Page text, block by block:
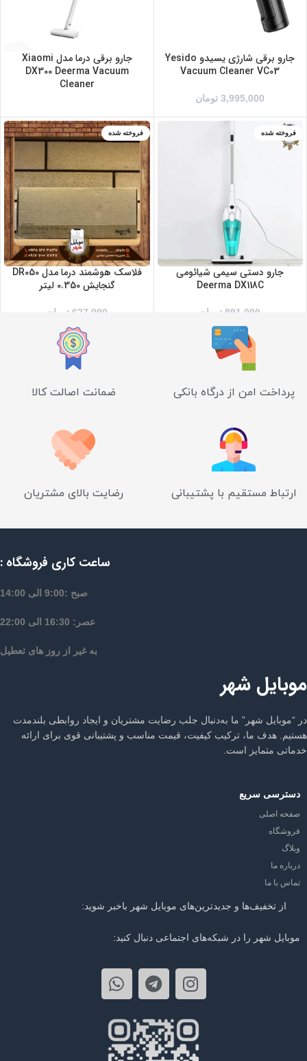
جارو برقی شارژی یسیدو Yesido
Vacuum Cleaner VC03
3,995,000 تومان
جارو برقی درما مدل Xiaomi
DX300 Deerma Vacuum
Cleaner
فروخته شده
جارو دستی سیمی شیائومی
Deerma DX118C
891,000 تومان
فروخته شده
فلاسک هوشمند درما مدل DR050
گنجایش 0.350 لیتر
627,000 تومان
پرداخت امن از درگاه بانکی ضمانت اصالت کالا
ارتباط مستقیم با پشتیبانی رضایت بالای مشتریان
ساعت کاری فروشگاه :
صبح :9:00 الی 14:00
عصر: 16:30 الی 22:00
به غیر از روز های تعطیل
موبایل شهر
در “موبایل شهر” ما به‌دنبال جلب رضایت مشتریان و ایجاد روابطی بلندمدت
هستیم. هدف ما، ترکیب کیفیت، قیمت مناسب و پشتیبانی قوی برای ارائه
خدماتی متمایز است.
دسترسی سریع
صفحه اصلی
فروشگاه
وبلاگ
درباره ما
تماس با ما
از تخفیف‌ها و جدیدترین‌های موبایل شهر باخبر شوید:
موبایل شهر را در شبکه‌های اجتماعی دنبال کنید: